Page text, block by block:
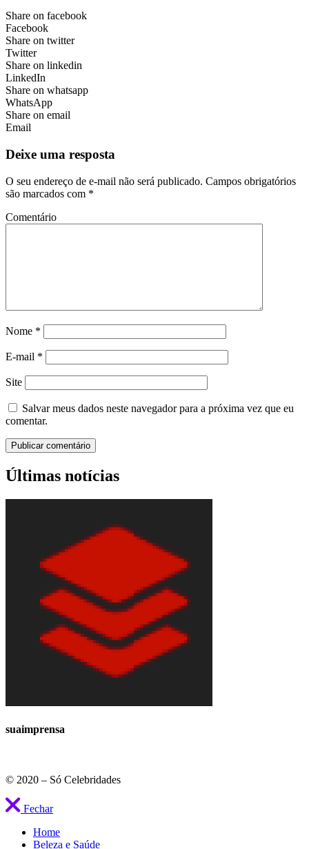
Share on facebook
Facebook
Share on twitter
Twitter
Share on linkedin
LinkedIn
Share on whatsapp
WhatsApp
Share on email
Email
Deixe uma resposta
O seu endereço de e-mail não será publicado. Campos obrigatórios
são marcados com *
Comentário
Nome *
E-mail *
Site
Salvar meus dados neste navegador para a próxima vez que eu
comentar.
Últimas notícias
suaimprensa
© 2020 – Só Celebridades
Fechar
Home
Beleza e Saúde